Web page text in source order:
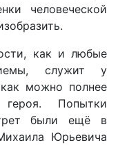
человеческой
как и любые
служит у
можно полнее
Попытки
были ещё в
Юрьевича